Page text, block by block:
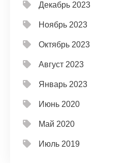
Декабрь 2023
Ноябрь 2023
Октябрь 2023
Август 2023
Январь 2023
Июнь 2020
Май 2020
Июль 2019